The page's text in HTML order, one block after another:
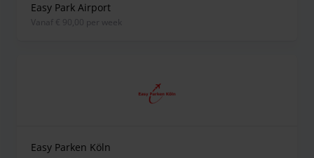
Easy Park Airport
vanaf € 90,00 per week
Easy Parken Köln